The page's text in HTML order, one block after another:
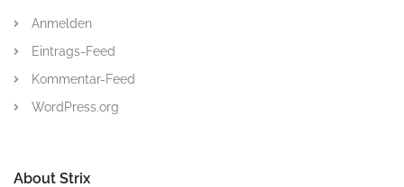
Anmelden
Eintrags-Feed
Kommentar-Feed
WordPress.org
About Strix